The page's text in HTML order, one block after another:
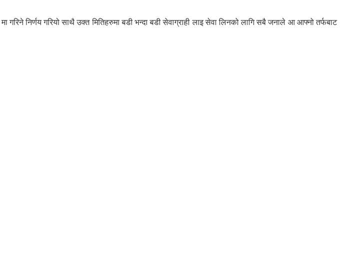
गरिने निर्णय गरियो साथै उक्त मितिहरुमा बडी भन्दा बडी सेवाग्राही लाइ सेवा लिनको लागि सबै जनाले आ आफ्नो तर्फबाट